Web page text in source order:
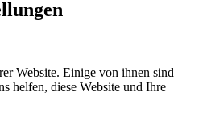
Website. Einige von ihnen sind
helfen, diese Website und Ihre